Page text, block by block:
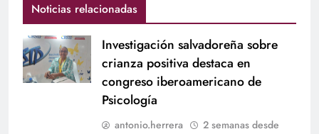
Noticias relacionadas
Investigación salvadoreña sobre
crianza positiva destaca en
congreso iberoamericano de
Psicología
antonio.herrera
2 semanas desde